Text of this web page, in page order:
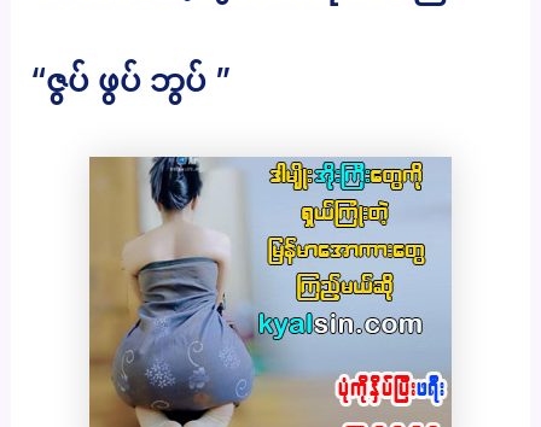
“ဇွပ် ဖွပ် ဘွပ် ”